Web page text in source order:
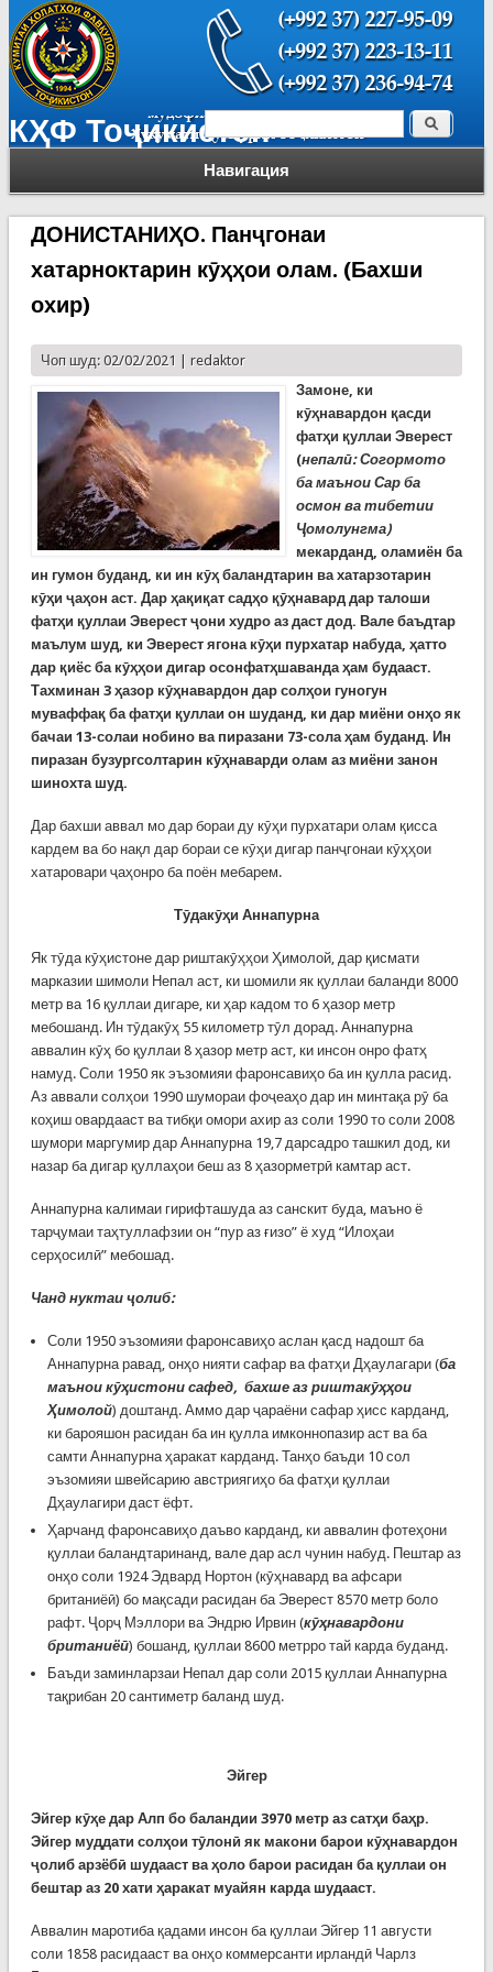
КҲФ Тоҷикистон
Навигация
Форма поиска Поиск
ДОНИСТАНИҲО. Панҷгонаи
хатарноктарин кӯҳҳои олам. (Бахши
охир)
Чоп шуд: 02/02/2021 | redaktor
Замоне, ки
кӯҳнавардон қасди
фатҳи қуллаи Эверест
(непалӣ: Согормото
ба маънои Сар ба
осмон ва тибетии
Ҷомолунгма)
мекарданд, оламиён ба
ин гумон буданд, ки ин кӯҳ баландтарин ва хатарзотарин
кӯҳи ҷаҳон аст. Дар ҳақиқат садҳо қӯҳнавард дар талоши
фатҳи қуллаи Эверест ҷони худро аз даст дод. Вале баъдтар
маълум шуд, ки Эверест ягона кӯҳи пурхатар набуда, ҳатто
дар қиёс ба кӯҳҳои дигар осонфатҳшаванда ҳам будааст.
Тахминан 3 ҳазор кӯҳнавардон дар солҳои гуногун
муваффақ ба фатҳи қуллаи он шуданд, ки дар миёни онҳо як
бачаи 13-солаи нобино ва пиразани 73-сола ҳам буданд. Ин
пиразан бузургсолтарин кӯҳнаварди олам аз миёни занон
шинохта шуд.
Дар бахши аввал мо дар бораи ду кӯҳи пурхатари олам қисса
кардем ва бо нақл дар бораи се кӯҳи дигар панҷгонаи кӯҳҳои
хатаровари ҷаҳонро ба поён мебарем.
Тӯдакӯҳи Аннапурна
Як тӯда кӯҳистоне дар риштакӯҳҳои Ҳимолой, дар қисмати
марказии шимоли Непал аст, ки шомили як қуллаи баланди 8000
метр ва 16 қуллаи дигаре, ки ҳар кадом то 6 ҳазор метр
мебошанд. Ин тӯдакӯҳ 55 километр тӯл дорад. Аннапурна
аввалин кӯҳ бо қуллаи 8 ҳазор метр аст, ки инсон онро фатҳ
намуд. Соли 1950 як эъзомияи фаронсавиҳо ба ин қулла расид.
Аз аввали солҳои 1990 шумораи фоҷеаҳо дар ин минтақа рӯ ба
коҳиш овардааст ва тибқи омори ахир аз соли 1990 то соли 2008
шумори маргумир дар Аннапурна 19,7 дарсадро ташкил дод, ки
назар ба дигар қуллаҳои беш аз 8 ҳазорметрӣ камтар аст.
Аннапурна калимаи гирифташуда аз санскит буда, маъно ё
тарҷумаи таҳтуллафзии он “пур аз ғизо” ё худ “Илоҳаи
серҳосилӣ” мебошад.
Чанд нуктаи ҷолиб:
Соли 1950 эъзомияи фаронсавиҳо аслан қасд надошт ба
Аннапурна равад, онҳо нияти сафар ва фатҳи Дҳаулагари (ба
маънои кӯҳистони сафед, бахше аз риштакӯҳҳои
Ҳимолой) доштанд. Аммо дар ҷараёни сафар ҳисс карданд,
ки барояшон расидан ба ин қулла имконнопазир аст ва ба
самти Аннапурна ҳаракат карданд. Танҳо баъди 10 сол
эъзомияи швейсарию австриягиҳо ба фатҳи қуллаи
Дҳаулагири даст ёфт.
Ҳарчанд фаронсавиҳо даъво карданд, ки аввалин фотеҳони
қуллаи баландтаринанд, вале дар асл чунин набуд. Пештар аз
онҳо соли 1924 Эдвард Нортон (кӯҳнавард ва афсари
британиёӣ) бо мақсади расидан ба Эверест 8570 метр боло
рафт. Ҷорҷ Мэллори ва Эндрю Ирвин (кӯҳнавардони
британиёӣ) бошанд, қуллаи 8600 метрро тай карда буданд.
Баъди заминларзаи Непал дар соли 2015 қуллаи Аннапурна
тақрибан 20 сантиметр баланд шуд.
Эйгер
Эйгер кӯҳе дар Алп бо баландии 3970метр аз сатҳи баҳр.
Эйгер муддати солҳои тӯлонӣ як макони барои кӯҳнавардон
ҷолиб арзёбӣ шудааст ва ҳоло барои расидан ба қуллаи он
бештар аз 20 хати ҳаракат муайян карда шудааст.
Аввалин маротиба қадами инсон ба қуллаи Эйгер 11 августи
соли 1858 расидааст ва онҳо коммерсанти ирландӣ Чарлз